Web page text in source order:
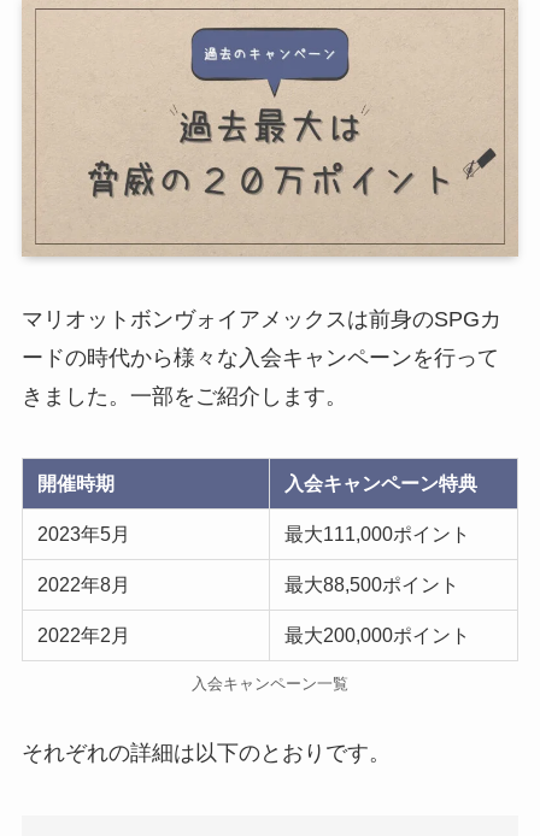
マリオットボンヴォイアメックスは前身のSPGカ
ードの時代から様々な入会キャンペーンを行って
きました。一部をご紹介します。
開催時期 入会キャンペーン特典
2023年5月 最大111,000ポイント
2022年8月 最大88,500ポイント
2022年2月 最大200,000ポイント
入会キャンペーン一覧
それぞれの詳細は以下のとおりです。